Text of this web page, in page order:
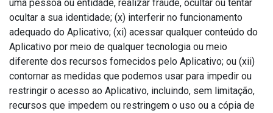
uma pessoa ou entidade, realizar fraude, ocultar ou tentar
ocultar a sua identidade; (x) interferir no funcionamento
adequado do Aplicativo; (xi) acessar qualquer conteúdo do
Aplicativo por meio de qualquer tecnologia ou meio
diferente dos recursos fornecidos pelo Aplicativo; ou (xii)
contornar as medidas que podemos usar para impedir ou
restringir o acesso ao Aplicativo, incluindo, sem limitação,
recursos que impedem ou restringem o uso ou a cópia de